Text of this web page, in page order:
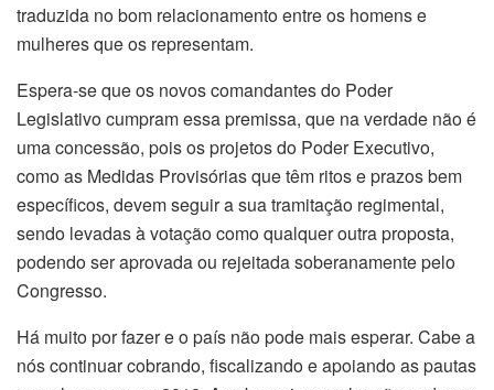
traduzida no bom relacionamento entre os homens e
mulheres que os representam.
Espera-se que os novos comandantes do Poder
Legislativo cumpram essa premissa, que na verdade não é
uma concessão, pois os projetos do Poder Executivo,
como as Medidas Provisórias que têm ritos e prazos bem
específicos, devem seguir a sua tramitação regimental,
sendo levadas à votação como qualquer outra proposta,
podendo ser aprovada ou rejeitada soberanamente pelo
Congresso.
Há muito por fazer e o país não pode mais esperar. Cabe a
nós continuar cobrando, fiscalizando e apoiando as pautas